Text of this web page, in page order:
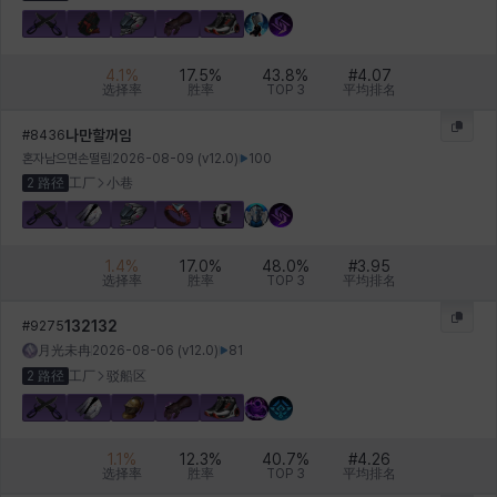
雷妮 马库斯 马格努斯 黛比&玛莲
4.1 %
选择率
17.5%
胜率
43.8%
TOP 3
#4.07
平均排名
#8436나만할꺼임
혼자남으면손떨림 2026-08-09 (v12.0)
100
2 路径 工厂 小巷
1.4%
选择率
17.0%
胜率
48.0%
TOP 3
#3.95
平均排名
#9275132132
月光未冉 2026-08-06 (v12.0)
81
2 路径 工厂 驳船区
1.1 %
选择率
12.3%
胜率
40.7%
TOP 3
#4.26
平均排名